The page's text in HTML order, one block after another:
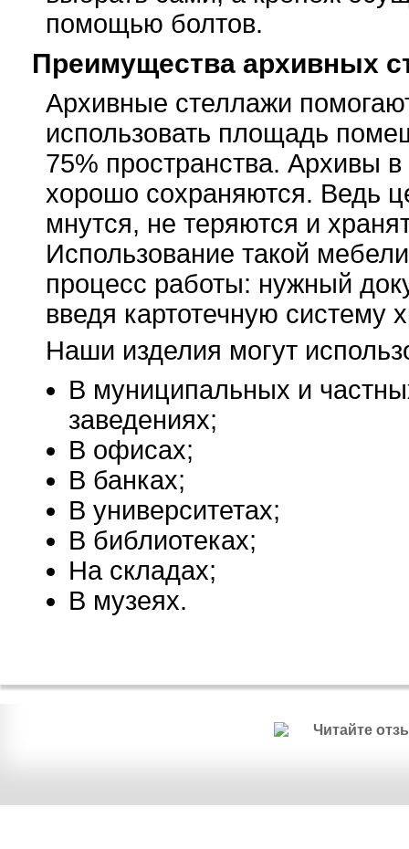
помощью болтов.
Преимущества архивных
Архивные стеллажи
использовать площадь
75% пространства. Архивы
хорошо сохраняются. Ведь
мнутся, не теряются и
Использование такой
процесс работы: нужный
введя картотечную систему
Наши изделия могут
В муниципальных и
заведениях;
В офисах;
В банках;
В университетах;
В библиотеках;
На складах;
В музеях.